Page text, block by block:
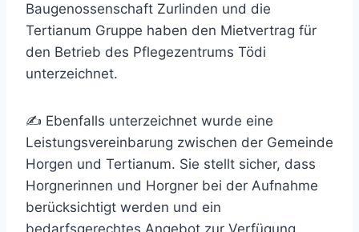
Baugenossenschaft Zurlinden und die
Tertianum Gruppe haben den Mietvertrag für
den Betrieb des Pflegezentrums Tödi
unterzeichnet.
✍️ Ebenfalls unterzeichnet wurde eine
Leistungsvereinbarung zwischen der Gemeinde
Horgen und Tertianum. Sie stellt sicher, dass
Horgnerinnen und Horgner bei der Aufnahme
berücksichtigt werden und ein